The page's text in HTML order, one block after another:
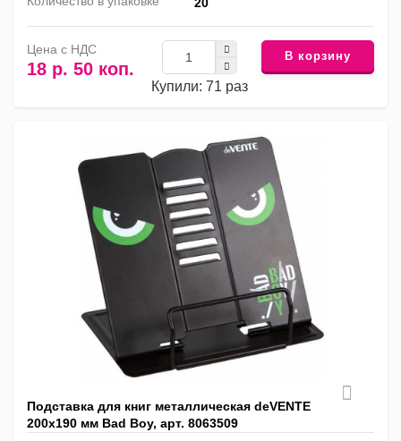
20
Цена с НДС
18 р. 50 коп.
Купили: 71 раз
В корзину
Подставка для книг металлическая deVENTE
200х190 мм Bad Boy, арт. 8063509